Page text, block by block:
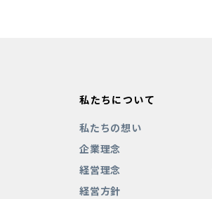
私たちについて
私たちの想い
企業理念
経営理念
経営方針